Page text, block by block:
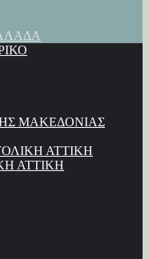
ΜΑΚΕΔΟΝΙΑΣ
ΑΤΤΙΚΗ
ΑΤΤΙΚΗ